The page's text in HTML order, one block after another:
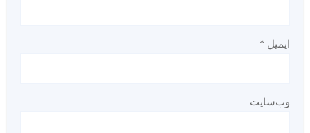
ایمیل *
وب‌سایت